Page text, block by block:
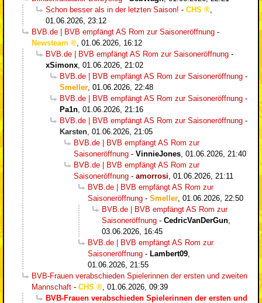
Schon besser als in der letzten Saison! - CHS
,
01.06.2026, 23:12
BVB.de | BVB empfängt AS Rom zur Saisoneröffnung -
Newsteam
, 01.06.2026, 16:12
BVB.de | BVB empfängt AS Rom zur Saisoneröffnung -
xSimonx, 01.06.2026, 21:02
BVB.de | BVB empfängt AS Rom zur Saisoneröffnung -
Smeller, 01.06.2026, 22:48
BVB.de | BVB empfängt AS Rom zur Saisoneröffnung -
Pa1n, 01.06.2026, 21:16
BVB.de | BVB empfängt AS Rom zur Saisoneröffnung -
Karsten, 01.06.2026, 21:05
BVB.de | BVB empfängt AS Rom zur
Saisoneröffnung - VinnieJones, 01.06.2026, 21:40
BVB.de | BVB empfängt AS Rom zur
Saisoneröffnung - amorrosi, 01.06.2026, 21:11
BVB.de | BVB empfängt AS Rom zur
Saisoneröffnung - Smeller, 01.06.2026, 22:50
BVB.de | BVB empfängt AS Rom zur
Saisoneröffnung - CedricVanDerGun,
03.06.2026, 16:45
BVB.de | BVB empfängt AS Rom zur
Saisoneröffnung - Lambert09,
01.06.2026, 21:55
BVB-Frauen verabschieden Spielerinnen der ersten und zweiten
Mannschaft - CHS , 01.06.2026, 09:39
BVB-Frauen verabschieden Spielerinnen der ersten und